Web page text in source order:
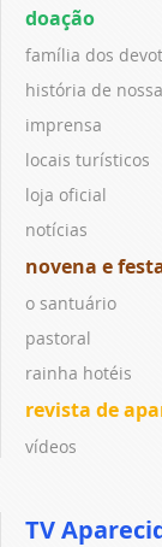
doação
família dos
história de
imprensa
locais turísticos
loja oficial
notícias
novena e
o santuário
pastoral
rainha hotéis
revista de
vídeos
TV